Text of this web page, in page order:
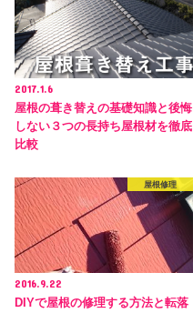
2017.1.6
屋根の葺き替えの基礎知識と後悔
しない３つの長持ち屋根材を徹底
比較
屋根修理
2016.9.22
DIYで屋根の修理する方法と転落